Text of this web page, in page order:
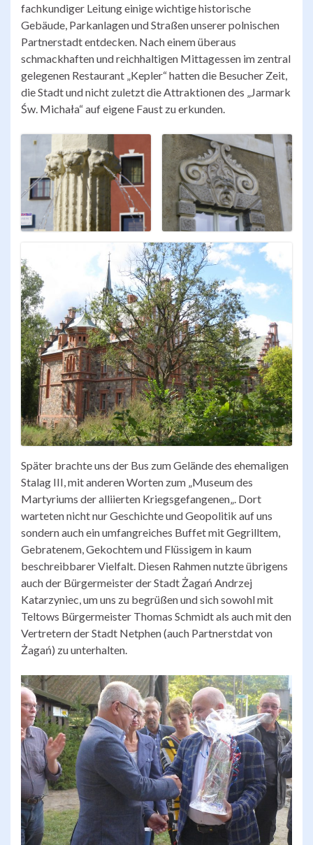
fachkundiger Leitung einige wichtige historische
Gebäude, Parkanlagen und Straßen unserer polnischen
Partnerstadt entdecken. Nach einem überaus
schmackhaften und reichhaltigen Mittagessen im zentral
gelegenen Restaurant „Kepler“ hatten die Besucher Zeit,
die Stadt und nicht zuletzt die Attraktionen des „Jarmark
Św. Michała“ auf eigene Faust zu erkunden.
Später brachte uns der Bus zum Gelände des ehemaligen
Stalag III, mit anderen Worten zum „Museum des
Martyriums der alliierten Kriegsgefangenen„. Dort
warteten nicht nur Geschichte und Geopolitik auf uns
sondern auch ein umfangreiches Buffet mit Gegrilltem,
Gebratenem, Gekochtem und Flüssigem in kaum
beschreibbarer Vielfalt. Diesen Rahmen nutzte übrigens
auch der Bürgermeister der Stadt Żagań Andrzej
Katarzyniec, um uns zu begrüßen und sich sowohl mit
Teltows Bürgermeister Thomas Schmidt als auch mit den
Vertretern der Stadt Netphen (auch Partnerstdat von
Żagań) zu unterhalten.